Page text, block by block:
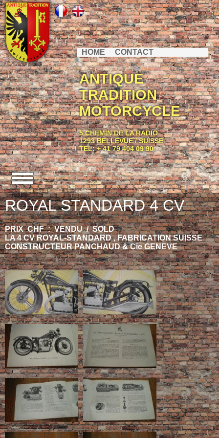
HOME CONTACT
ANTIQUE
TRADITION
MOTORCYCLE
5 CHEMIN DE LA RADIO
1293 BELLEVUE / SUISSE
TEL: + 41 79 404 09 90
ROYAL STANDARD 4 CV
PRIX CHF : VENDU / SOLD
LA 4 CV ROYAL-STANDARD , FABRICATION SUISSE
CONSTRUCTEUR PANCHAUD & Cie GENEVE